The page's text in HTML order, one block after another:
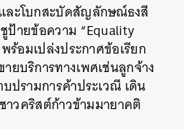
ละโบกสะบัดสัญลักษณ์ธงสี
ป้ายข้อความ “Equality
ร้อมเปล่งประกาศข้อเรียก
บริการทางเพศเช่นลูกจ้าง
ปรามการค้าประเวณี เดิน
าวคริสต์ก้าวข้ามมายาคติ